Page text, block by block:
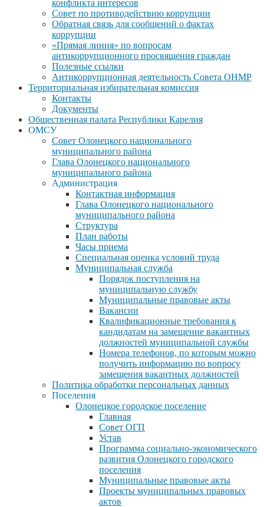
конфликта интересов
Совет по противодействию коррупции
Обратная связь для сообщений о фактах
коррупции
«Прямая линия» по вопросам
антикоррупционного просвящения граждан
Полезные ссылки
Антикоррупционная деятельность Совета ОНМР
Территориальная избирательная комиссия
Контакты
Документы
Общественная палата Республики Карелия
ОМСУ
Совет Олонецкого национального
муниципального района
Глава Олонецкого национального
муниципального района
Администрация
Контактная информация
Глава Олонецкого национального
муниципального района
Структура
План работы
Часы приема
Специальная оценка условий труда
Муниципальная служба
Порядок поступления на
муниципальную службу
Муниципальные правовые акты
Вакансии
Квалификационные требования к
кандидатам на замещение вакантных
должностей муниципальной службы
Номера телефонов, по которым можно
получить информацию по вопросу
замещения вакантных должностей
Политика обработки персональных данных
Поселения
Олонецкое городское поселение
Главная
Совет ОГП
Устав
Программа социально-экономического
развития Олонецкого городского
поселения
Муниципальные правовые акты
Проекты муниципальных правовых
актов